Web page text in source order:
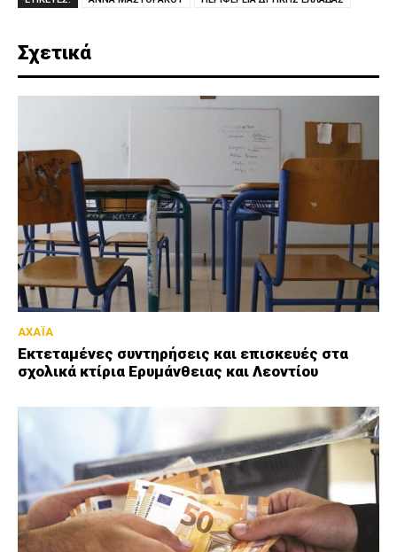
Σχετικά
ΑΧΑΪΑ
Εκτεταμένες συντηρήσεις και επισκευές στα
σχολικά κτίρια Ερυμάνθειας και Λεοντίου